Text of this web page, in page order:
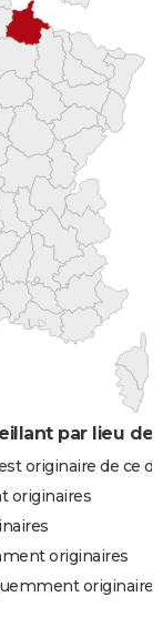
par lieu de
originaire de ce
originaires
originaires
originaires